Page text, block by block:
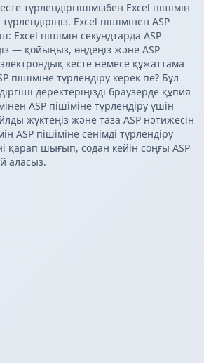
түрлендіргішімізбен Excel пішімін
Excel пішімінен ASP
Excel пішімін секундтарда ASP
— қойыңыз, өңдеңіз және ASP
кесте немесе құжаттама
пішіміне түрлендіру керек пе? Бұл
деректеріңізді браузерде құпия
ASP пішіміне түрлендіру үшін
жүктеңіз және таза ASP нәтижесін
ASP пішіміне сенімді түрлендіру
қарап шығып, содан кейін соңғы ASP
аласыз.